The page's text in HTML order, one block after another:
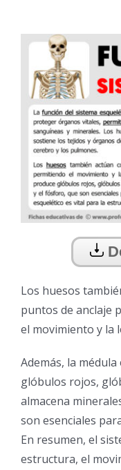
Los huesos
puntos de anclaje
el movimiento y la
Además, la
glóbulos rojos,
almacena
son esenciales
En resumen, el
estructura, el